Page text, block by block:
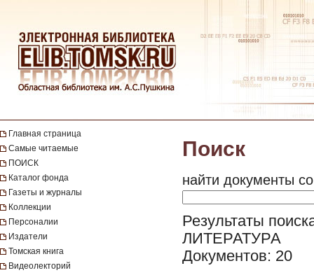
Главная страница
Самые читаемые
ПОИСК
Каталог фонда
Газеты и журналы
Коллекции
Персоналии
Издатели
Томская книга
Видеолекторий
Поиск
найти документы
Результаты
ЛИТЕРАТУРА
Документов: 20